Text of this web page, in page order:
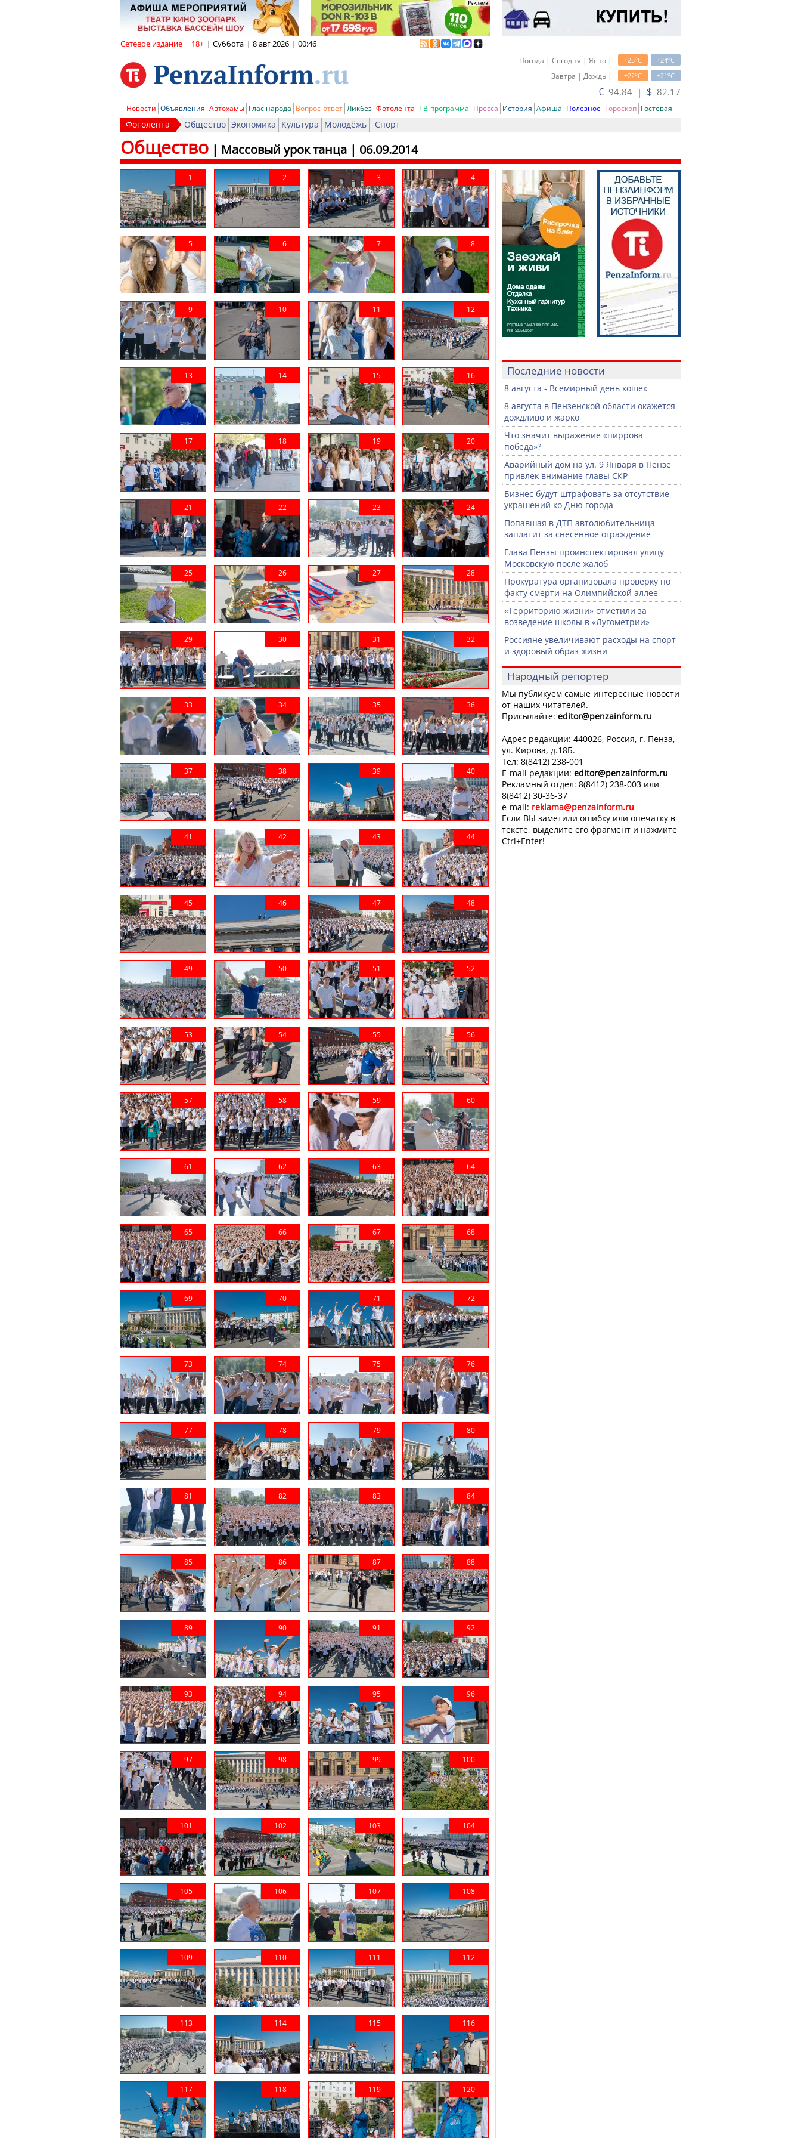
Сетевое издание | 18+ | Суббота | 8 авг 2026 | 00:46
+24oC
+25oC
Погода | Сегодня | Ясно |
+21oC
+22oC
Завтра | Дождь |
€ 94.84 | $ 82.17
Новости Объявления Автохамы Глас народа Вопрос-ответ Ликбез Фотолента ТВ-программа Пресса История Афиша Полезное Гороскоп Гостевая
Фотолента Общество Экономика Культура Молодёжь Спорт
Общество | Массовый урок танца | 06.09.2014
Последние новости
8 августа - Всемирный день кошек
8 августа в Пензенской области окажется
дождливо и жарко
Что значит выражение «пиррова
победа»?
Аварийный дом на ул. 9 Января в Пензе
привлек внимание главы СКР
Бизнес будут штрафовать за отсутствие
украшений ко Дню города
Попавшая в ДТП автолюбительница
заплатит за снесенное ограждение
Глава Пензы проинспектировал улицу
Московскую после жалоб
Прокуратура организовала проверку по
факту смерти на Олимпийской аллее
«Территорию жизни» отметили за
возведение школы в «Лугометрии»
Россияне увеличивают расходы на спорт
и здоровый образ жизни
Народный репортер
Мы публикуем самые интересные новости
от наших читателей.
Присылайте: editor@penzainform.ru
Адрес редакции: 440026, Россия, г. Пенза,
ул. Кирова, д.18Б.
Тел: 8(8412) 238-001
E-mail редакции: editor@penzainform.ru
Рекламный отдел: 8(8412) 238-003 или
8(8412) 30-36-37
e-mail: reklama@penzainform.ru
Если ВЫ заметили ошибку или опечатку в
тексте, выделите его фрагмент и нажмите
Ctrl+Enter!